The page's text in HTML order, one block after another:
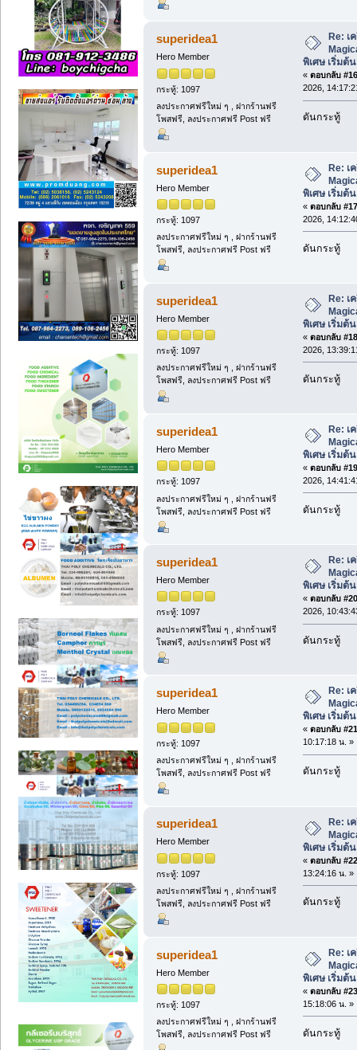
superidea1
Hero Member
กระทู้: 1097
ลงประกาศฟรีใหม่ ๆ , ฝากร้านฟรี
โพสฟรี, ลงประกาศฟรี Post ฟรี
Re: เ
พิเศษ เริ่มต้
« ตอบกลับ
2026,
ดันกระทู้
superidea1
Hero Member
กระทู้: 1097
ลงประกาศฟรีใหม่ ๆ , ฝากร้านฟรี
โพสฟรี, ลงประกาศฟรี Post ฟรี
Re: เ
พิเศษ เริ่มต้
« ตอบกลับ
2026,
ดันกระทู้
superidea1
Hero Member
กระทู้: 1097
ลงประกาศฟรีใหม่ ๆ , ฝากร้านฟรี
โพสฟรี, ลงประกาศฟรี Post ฟรี
Re: เ
พิเศษ เริ่มต้
« ตอบกลับ
2026,
ดันกระทู้
superidea1
Hero Member
กระทู้: 1097
ลงประกาศฟรีใหม่ ๆ , ฝากร้านฟรี
โพสฟรี, ลงประกาศฟรี Post ฟรี
Re: เ
พิเศษ เริ่มต้
« ตอบกลับ
2026,
ดันกระทู้
superidea1
Hero Member
กระทู้: 1097
ลงประกาศฟรีใหม่ ๆ , ฝากร้านฟรี
โพสฟรี, ลงประกาศฟรี Post ฟรี
Re: เ
พิเศษ เริ่มต้
« ตอบกลับ
2026,
ดันกระทู้
superidea1
Hero Member
กระทู้: 1097
ลงประกาศฟรีใหม่ ๆ , ฝากร้านฟรี
โพสฟรี, ลงประกาศฟรี Post ฟรี
Re: เ
พิเศษ เริ่มต้
« ตอบกลับ
10:17:18 น. »
ดันกระทู้
superidea1
Hero Member
กระทู้: 1097
ลงประกาศฟรีใหม่ ๆ , ฝากร้านฟรี
โพสฟรี, ลงประกาศฟรี Post ฟรี
Re: เ
พิเศษ เริ่มต้
« ตอบกลับ
13:24:16 น. »
ดันกระทู้
superidea1
Hero Member
กระทู้: 1097
ลงประกาศฟรีใหม่ ๆ , ฝากร้านฟรี
โพสฟรี, ลงประกาศฟรี Post ฟรี
Re: เ
พิเศษ เริ่มต้
« ตอบกลับ
15:18:06 น. »
ดันกระทู้